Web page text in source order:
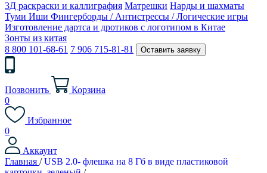
3Д раскраски и каллиграфия Матрешки Нарды и шахматы
Туми Иши Фингерборды / Антистрессы / Логические игры
Изготовление дартса и дротиков с логотипом в Китае
Зонты из китая
8 800 101-68-61 7 906 715-81-81 Оставить заявку
Позвонить
Корзина
0
Избранное
0
Аккаунт
Главная / USB 2.0- флешка на 8 Гб в виде пластиковой